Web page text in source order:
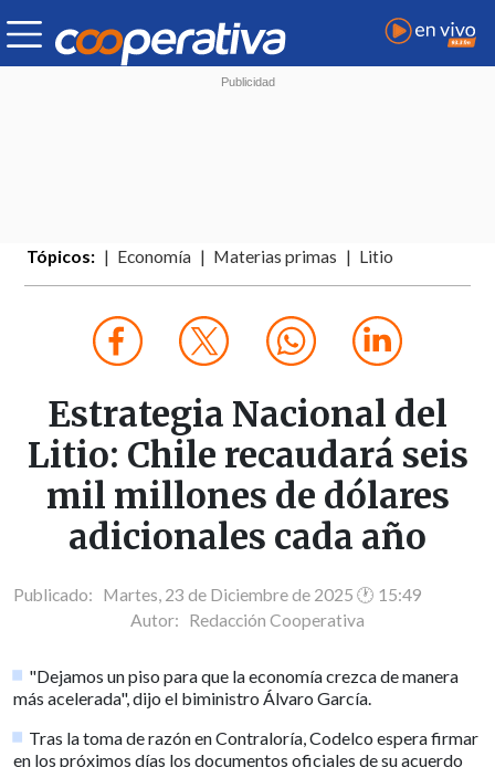
Tópicos: Economía Materias primas Litio
Estrategia Nacional del
Litio: Chile recaudará seis
mil millones de dólares
adicionales cada año
Publicado: Martes, 23 de Diciembre de 2025 🕐 15:49
Autor: Redacción Cooperativa
"Dejamos un piso para que la economía crezca de manera
más acelerada", dijo el biministro Álvaro García.
Tras la toma de razón en Contraloría, Codelco espera firmar
en los próximos días los documentos oficiales de su acuerdo